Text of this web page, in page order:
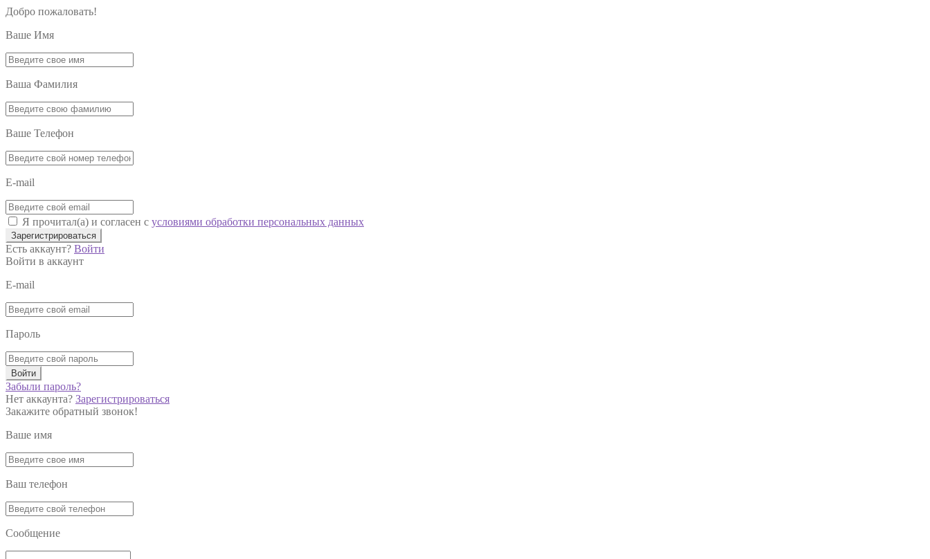
Добро пожаловать!
Ваше Имя
Ваша Фамилия
Ваше Телефон
E-mail
Я прочитал(а) и согласен с условиями обработки персональных данных
Зарегистрироваться
Есть аккаунт? Войти
Войти в аккаунт
E-mail
Пароль
Войти
Забыли пароль?
Нет аккаунта? Зарегистрироваться
Закажите обратный звонок!
Ваше имя
Ваш телефон
Сообщение